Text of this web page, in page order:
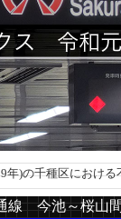
)の千種区における
線 今池～桜山